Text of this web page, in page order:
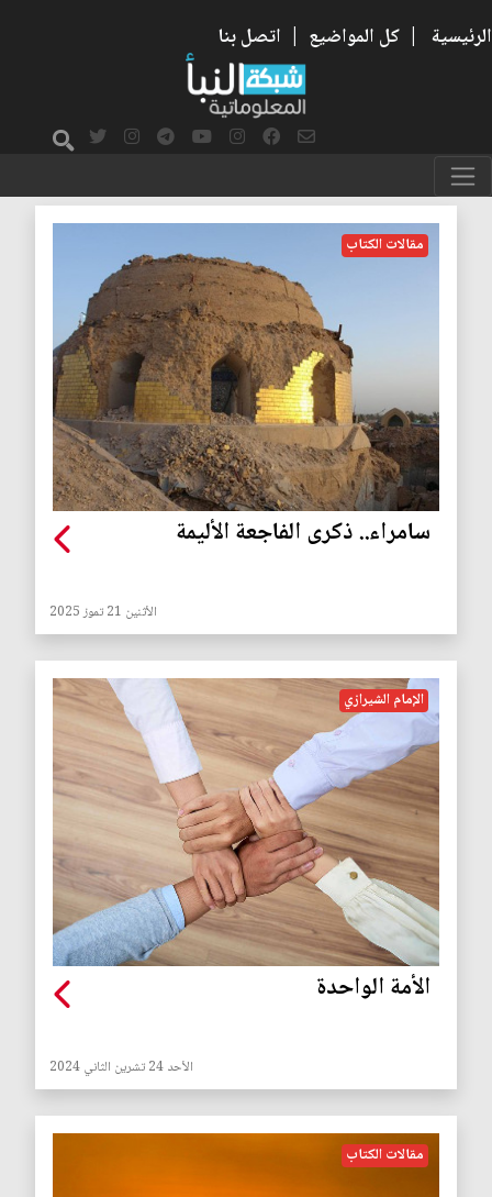
الرئيسية | كل المواضيع | اتصل بنا
الوحدة الإسلامية
مقالات الكتاب
سامراء.. ذكرى الفاجعة الأليمة
الأثنين 21 تموز 2025
الإمام الشيرازي
الأمة الواحدة
الأحد 24 تشرين الثاني 2024
مقالات الكتاب